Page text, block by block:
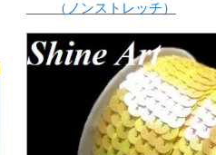
（ノンストレッチ）